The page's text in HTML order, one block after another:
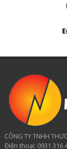
CÔNG TY TNHH
​Điện thoại: 0931 316